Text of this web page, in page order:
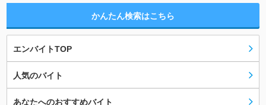
かんたん検索はこちら
エンバイトTOP
人気のバイト
あなたへのおすすめバイト